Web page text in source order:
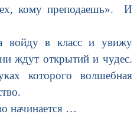
кому преподаешь». И
войду в класс и увижу
ждут открытий и чудес.
которого волшебная
начинается …